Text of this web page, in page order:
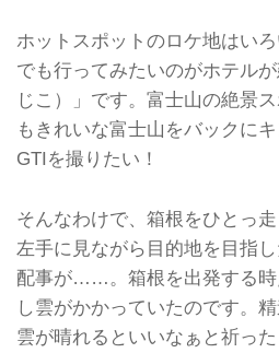
ホットスポットのロケ地はい
でも行ってみたいのがホテル
じこ）」です。富士山の絶景
もきれいな富士山をバックに
GTIを撮りたい！
そんなわけで、箱根をひとっ
左手に見ながら目的地を目指
配事が……。箱根を出発する時
し雲がかかっていたのです。
雲が晴れるといいなぁと祈っ